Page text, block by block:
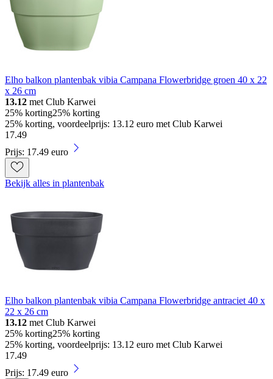
Elho balkon plantenbak vibia Campana Flowerbridge groen 40 x 22
x 26 cm
13.12 met Club Karwei
25% korting25% korting
25% korting, voordeelprijs: 13.12 euro met Club Karwei
17.49
Prijs: 17.49 euro
Bekijk alles in plantenbak
Elho balkon plantenbak vibia Campana Flowerbridge antraciet 40 x
22 x 26 cm
13.12 met Club Karwei
25% korting25% korting
25% korting, voordeelprijs: 13.12 euro met Club Karwei
17.49
Prijs: 17.49 euro